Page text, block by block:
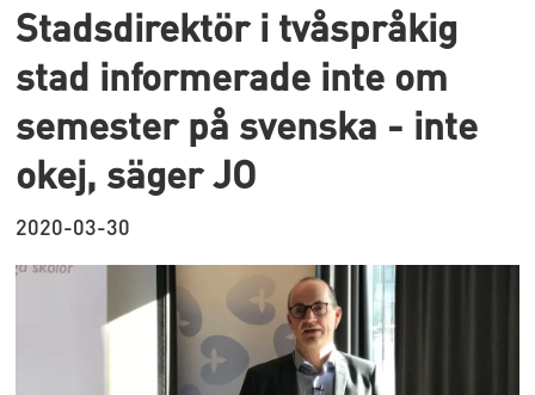
Stadsdirektör i tvåspråkig
stad informerade inte om
semester på svenska - inte
okej, säger JO
2020-03-30